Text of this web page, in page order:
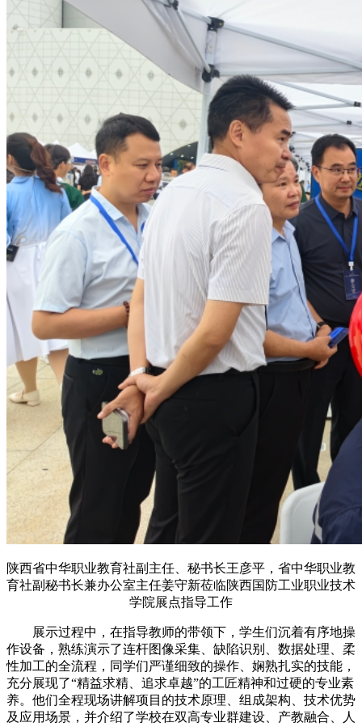
陕西省中华职业教育社副主任、秘书长王彦平，省中华职业教
育社副秘书长兼办公室主任姜守新莅临陕西国防工业职业技术
学院展点指导工作
展示过程中，在指导教师的带领下，学生们沉着有序地操
作设备，熟练演示了连杆图像采集、缺陷识别、数据处理、柔
性加工的全流程，同学们严谨细致的操作、娴熟扎实的技能，
充分展现了“精益求精、追求卓越”的工匠精神和过硬的专业素
养。他们全程现场讲解项目的技术原理、组成架构、技术优势
及应用场景，并介绍了学校在双高专业群建设、产教融合、人